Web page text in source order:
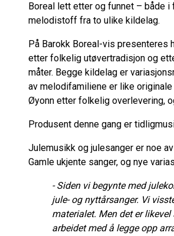
Boreal lett etter og funnet – både
melodistoff fra to ulike kildelag.
På Barokk Boreal-vis
etter folkelig utøvertradisjon og
måter. Begge kildelag er
av melodifamiliene er like
Øyonn etter folkelig overlevering,
Produsent denne gang er
Julemusikk og julesanger er noe
Gamle ukjente sanger, og nye
- Siden vi begynte med
jule- og nyttårsanger. Vi
materialet. Men det er
arbeidet med å legge opp